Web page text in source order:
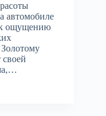
автомобиле
ощущению
своей